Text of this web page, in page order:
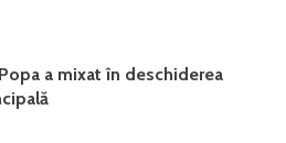
a mixat în deschiderea